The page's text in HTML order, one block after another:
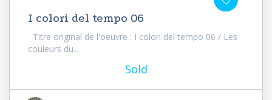
I colori del tempo 06
Titre original de l'oeuvre : I colori del tempo 06 / Les
couleurs du...
Sold